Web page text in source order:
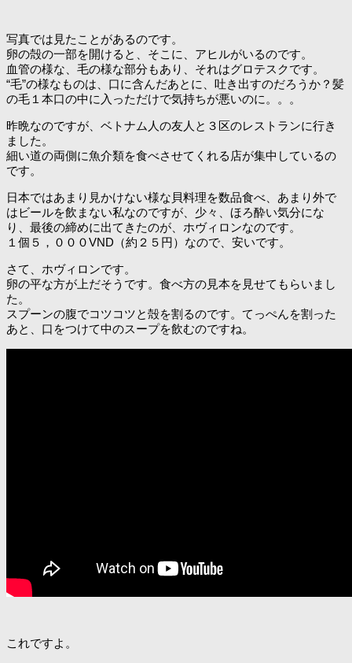
写真では見たことがあるのです。
卵の殻の一部を開けると、そこに、アヒルがいるのです。
血管の様な、毛の様な部分もあり、それはグロテスクです。
“毛”の様なものは、口に含んだあとに、吐き出すのだろうか？髪
の毛１本口の中に入っただけで気持ちが悪いのに。。。
昨晩なのですが、ベトナム人の友人と３区のレストランに行き
ました。
細い道の両側に魚介類を食べさせてくれる店が集中しているの
です。
日本ではあまり見かけない様な貝料理を数品食べ、あまり外で
はビールを飲まない私なのですが、少々、ほろ酔い気分にな
り、最後の締めに出てきたのが、ホヴィロンなのです。
１個５，０００VND（約２５円）なので、安いです。
さて、ホヴィロンです。
卵の平な方が上だそうです。食べ方の見本を見せてもらいまし
た。
スプーンの腹でコツコツと殻を割るのです。てっぺんを割った
あと、口をつけて中のスープを飲むのですね。
これですよ。